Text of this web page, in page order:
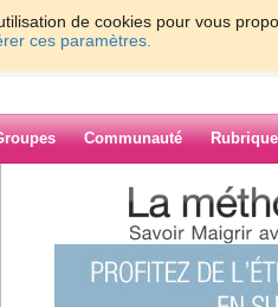
de cookies pour vous
ces paramètres.
Communauté
> Future Electronics is providing